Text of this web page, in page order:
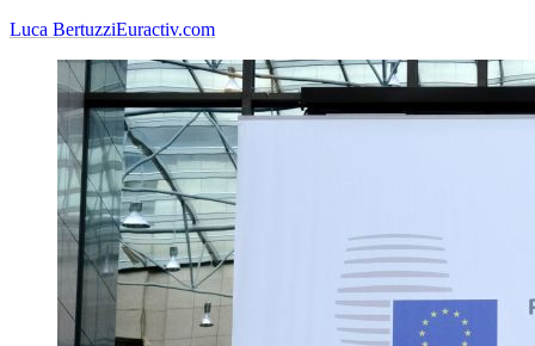
Luca BertuzziEuractiv.com